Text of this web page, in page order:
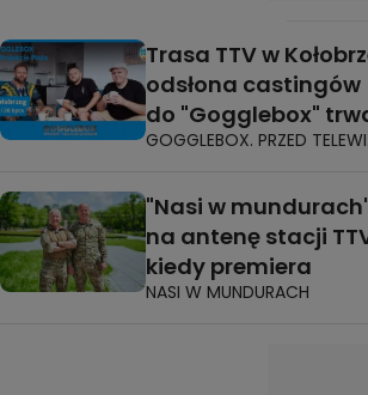
Trasa TTV w
odsłona castingów
do "Gogglebox"
GOGGLEBOX. PRZED
"Nasi w
na antenę stacji
kiedy premiera
NASI W MUNDURACH